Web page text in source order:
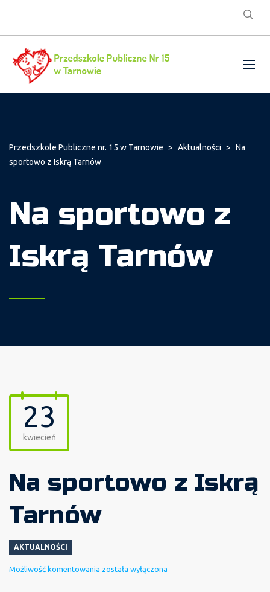
Przedszkole Publiczne nr. 15 w Tarnowie > Aktualności > Na
sportowo z Iskrą Tarnów
Na sportowo z
Iskrą Tarnów
23
kwiecień
Na sportowo z Iskrą
Tarnów
AKTUALNOŚCI
Możliwość komentowania Na
została wyłączona